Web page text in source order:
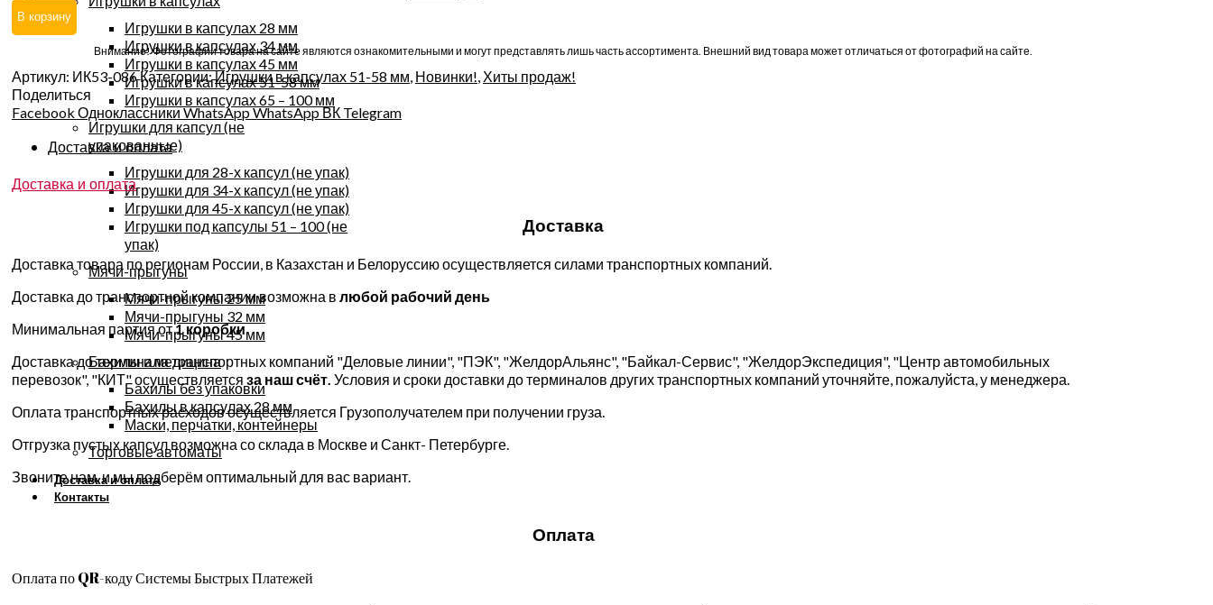
Игрушки в капсулах 28 мм
Игрушки в капсулах 34 мм
Игрушки в капсулах 45 мм
Игрушки в капсулах 51-58 мм
Игрушки в капсулах 65 – 100 мм
Игрушки для капсул (не
упакованные)
Игрушки для 28-х капсул (не упак)
Игрушки для 34-х капсул (не упак)
Игрушки для 45-х капсул (не упак)
Игрушки под капсулы 51 – 100 (не
упак)
Мячи-прыгуны
Мячи-прыгуны 25 мм
Мячи-прыгуны 32 мм
Мячи-прыгуны 45 мм
Бахилы и медицина
Бахилы без упаковки
Бахилы в капсулах 28 мм
Маски, перчатки, контейнеры
Торговые автоматы
Доставка и оплата
Контакты
В корзину
Внимание! Фотографии товара на сайте являются ознакомительными и могут представлять лишь часть ассортимента. Внешний вид товара может отличаться от фотографий на сайте.
Артикул: ИК53-086Категории:Игрушки в капсулах 51-58 мм, Новинки!, Хиты продаж!
Поделиться
Facebook ОдноклассникиWhatsAppWhatsAppВК Telegram
Доставка и оплата
Доставка и оплата
Доставка
Доставка товара по регионам России, в Казахстан и Белоруссию осуществляется силами транспортных компаний.
Доставка до транспортной компании возможна в любой рабочий день
Минимальная партия от1 коробки
Доставка до терминала транспортных компаний "Деловые линии", "ПЭК", "ЖелдорАльянс", "Байкал-Сервис", "ЖелдорЭкспедиция", "Центр автомобильных
перевозок", "КИТ" осуществляется за наш счёт. Условия и сроки доставки до терминалов других транспортных компаний уточняйте, пожалуйста, у менеджера.
Оплата транспортных расходов осуществляется Грузополучателем при получении груза.
Отгрузка пустых капсул возможна со склада в Москве и Санкт- Петербурге.
Звоните нам, и мы подберём оптимальный для вас вариант.
Оплата
Оплата по QR-коду Системы Быстрых Платежей